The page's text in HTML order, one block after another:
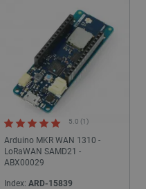
Arduino MKR WAN 1310 -
LoRaWAN SAMD21 -
ABX00029
5.0 (1)
Index: ARD-15839